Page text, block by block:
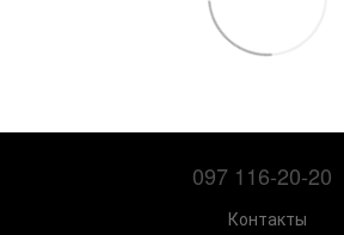
097 116-20-20
Контакты